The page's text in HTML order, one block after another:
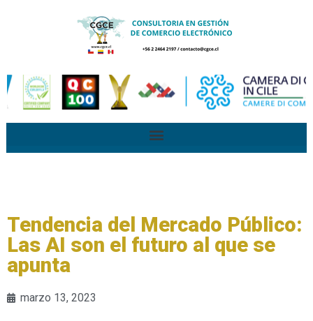
Tendencia del Mercado Público:
Las AI son el futuro al que se
apunta
marzo 13, 2023